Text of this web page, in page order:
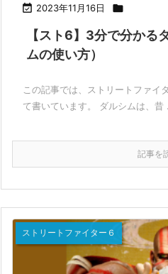
 2023年11月16日 
【スト6】3分で分かる
ムの使い方）
この記事では、ストリートファイ
て書いています。 ダルシムは、昔
記事を
ストリートファイター６